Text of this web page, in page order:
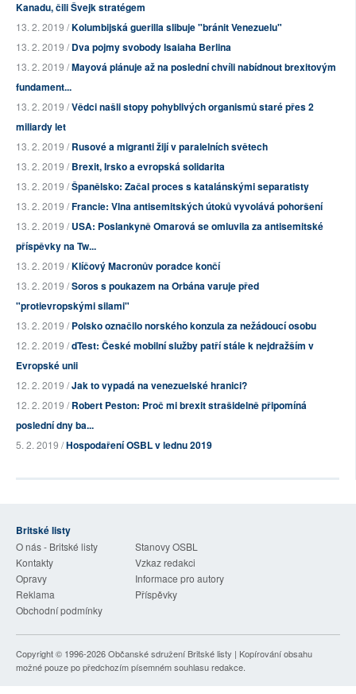
Kanadu, čili Švejk stratégem
13. 2. 2019 /Kolumbijská guerilla slibuje "bránit Venezuelu"
13. 2. 2019 /Dva pojmy svobody Isaiaha Berlina
13. 2. 2019 /Mayová plánuje až na poslední chvíli nabídnout brexitovým
fundament...
13. 2. 2019 /Vědci našli stopy pohyblivých organismů staré přes 2
miliardy let
13. 2. 2019 /Rusové a migranti žijí v paralelních světech
13. 2. 2019 /Brexit, Irsko a evropská solidarita
13. 2. 2019 /Španělsko: Začal proces s katalánskými separatisty
13. 2. 2019 /Francie: Vlna antisemitských útoků vyvolává pohoršení
13. 2. 2019 /USA: Poslankyně Omarová se omluvila za antisemitské
příspěvky na Tw...
13. 2. 2019 /Klíčový Macronův poradce končí
13. 2. 2019 /Soros s poukazem na Orbána varuje před
"protievropskými silami"
13. 2. 2019 /Polsko označilo norského konzula za nežádoucí osobu
12. 2. 2019 /dTest: České mobilní služby patří stále k nejdražším v
Evropské unii
12. 2. 2019 /Jak to vypadá na venezuelské hranici?
12. 2. 2019 /Robert Peston: Proč mi brexit strašidelně připomíná
poslední dny ba...
5. 2. 2019 /Hospodaření OSBL v lednu 2019
Britské listy
O nás - Britské listy
Stanovy OSBL
Kontakty
Vzkaz redakci
Opravy
Informace pro autory
Reklama
Příspěvky
Obchodní podmínky
Copyright © 1996-2026Občanské sdružení Britské listy | Kopírování obsahu
možné pouze po předchozím písemném souhlasu redakce.